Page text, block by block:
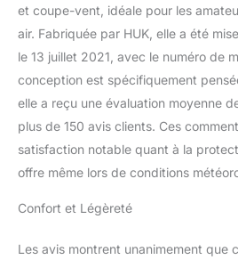
poitrine
bande
: le
bavoir
le
contre
l'eau.
et coupe-vent, idéale pour les
air. Fabriquée par HUK, elle a été
le 13 juillet 2021, avec le numéro de
conception est spécifiquement
elle a reçu une évaluation moyenne
plus de 150 avis clients. Ces
satisfaction notable quant à la
offre même lors de conditions
Confort et Légèreté
Les avis montrent unanimement que